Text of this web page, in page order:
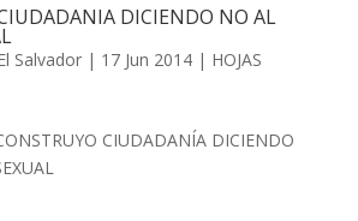
DICIENDO NO AL
Salvador| 17 Jun 2014| HOJAS
CIUDADANÍA DICIENDO